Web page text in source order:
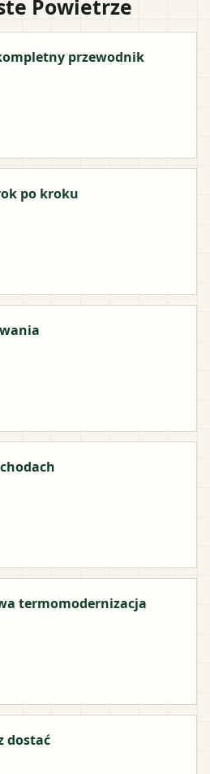
Powietrze
przewodnik
po kroku
termomodernizacja
dostać